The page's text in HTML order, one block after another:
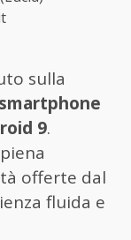
sulla
9.
offerte dal
fluida e